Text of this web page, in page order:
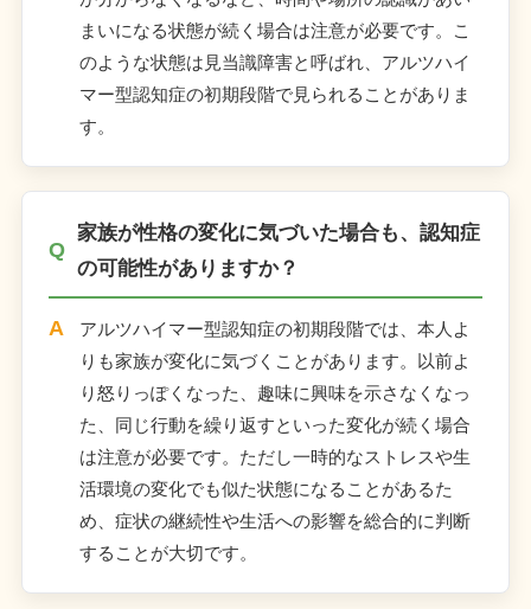
まいになる状態が続く場合は注意が必要です。こ
のような状態は見当識障害と呼ばれ、アルツハイ
マー型認知症の初期段階で見られることがありま
す。
家族が性格の変化に気づいた場合も、認知症
の可能性がありますか？
アルツハイマー型認知症の初期段階では、本人よ
りも家族が変化に気づくことがあります。以前よ
り怒りっぽくなった、趣味に興味を示さなくなっ
た、同じ行動を繰り返すといった変化が続く場合
は注意が必要です。ただし一時的なストレスや生
活環境の変化でも似た状態になることがあるた
め、症状の継続性や生活への影響を総合的に判断
することが大切です。